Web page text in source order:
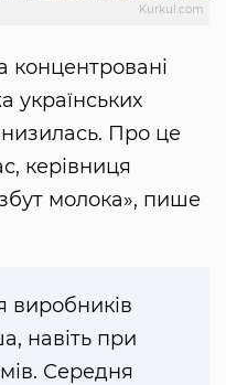
Kurkul.com
українських
Про це
керівниця
молока», пише
виробників
навіть при
Середня